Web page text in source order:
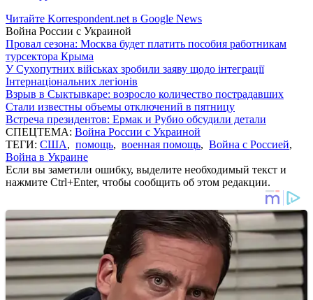
Читайте Korrespondent.net в Google News
Война России с Украиной
Провал сезона: Москва будет платить пособия работникам
турсектора Крыма
У Сухопутних військах зробили заяву щодо інтеграції
Інтернаціональних легіонів
Взрыв в Сыктывкаре: возросло количество пострадавших
Стали известны объемы отключений в пятницу
Встреча президентов: Ермак и Рубио обсудили детали
СПЕЦТЕМА: Война России с Украиной
ТЕГИ: США, помощь, военная помощь, Война с Россией,
Война в Украине
Если вы заметили ошибку, выделите необходимый текст и
нажмите Ctrl+Enter, чтобы сообщить об этом редакции.